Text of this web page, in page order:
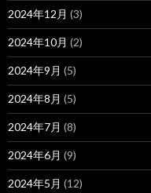
2024年12月 (3)
2024年10月 (2)
2024年9月 (5)
2024年8月 (5)
2024年7月 (8)
2024年6月 (9)
2024年5月 (12)